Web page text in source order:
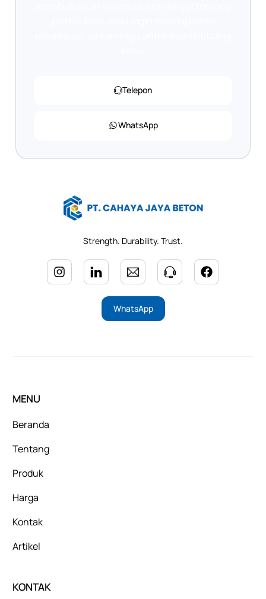
Telepon
WhatsApp
Strength. Durability. Trust.
WhatsApp
MENU
Beranda
Tentang
Produk
Harga
Kontak
Artikel
KONTAK